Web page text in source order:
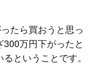
たら買おうと思っ
万円下がったと
ということです。